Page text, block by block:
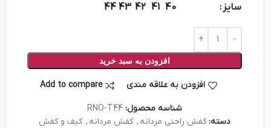
سایز 40
41
42
43
44
افزودن به سبد خرید
افزودن به علاقه مندی Add to compare
شناسه محصول:RNO-T44
دسته: کفش راحتی مردانه , کفش مردانه , کیف و کفش